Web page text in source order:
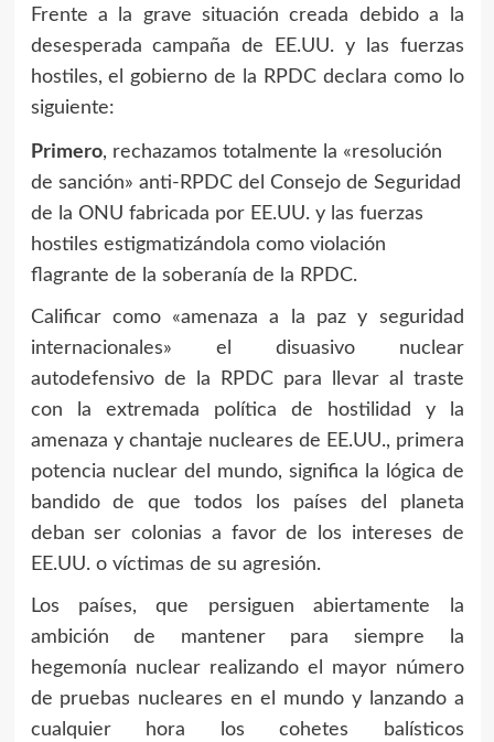
Frente a la grave situación creada debido a la
desesperada campaña de EE.UU. y las fuerzas
hostiles, el gobierno de la RPDC declara como lo
siguiente:
Primero, rechazamos totalmente la «resolución
de sanción» anti-RPDC del Consejo de Seguridad
de la ONU fabricada por EE.UU. y las fuerzas
hostiles estigmatizándola como violación
flagrante de la soberanía de la RPDC.
Calificar como «amenaza a la paz y seguridad
internacionales» el disuasivo nuclear
autodefensivo de la RPDC para llevar al traste
con la extremada política de hostilidad y la
amenaza y chantaje nucleares de EE.UU., primera
potencia nuclear del mundo, significa la lógica de
bandido de que todos los países del planeta
deban ser colonias a favor de los intereses de
EE.UU. o víctimas de su agresión.
Los países, que persiguen abiertamente la
ambición de mantener para siempre la
hegemonía nuclear realizando el mayor número
de pruebas nucleares en el mundo y lanzando a
cualquier hora los cohetes balísticos